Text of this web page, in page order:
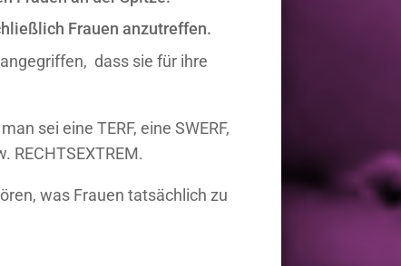
Frauen anzutreffen.
dass sie für ihre
sei eine TERF, eine SWERF,
RECHTSEXTREM.
was Frauen tatsächlich zu